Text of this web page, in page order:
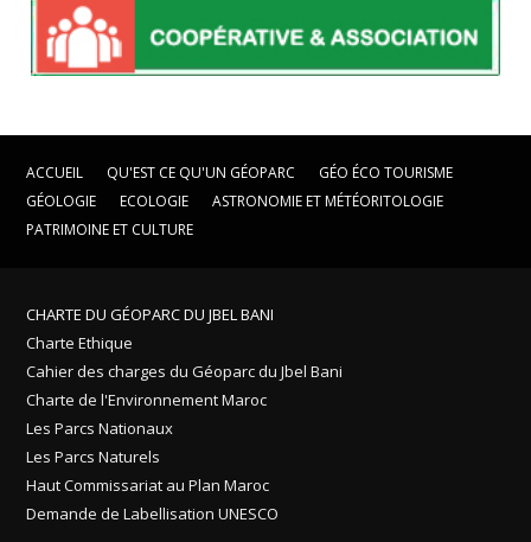
ACCUEIL QU'EST CE QU'UN GÉOPARC
GÉO ÉCO TOURISME
GÉOLOGIE
ECOLOGIE
ASTRONOMIE ET MÉTÉORITOLOGIE
PATRIMOINE ET CULTURE
CHARTE DU GÉOPARC DU JBEL BANI
Charte Ethique
Cahier des charges du Géoparc du Jbel Bani
Charte de l'Environnement Maroc
Les Parcs Nationaux
Les Parcs Naturels
Haut Commissariat au Plan Maroc
Demande de Labellisation UNESCO